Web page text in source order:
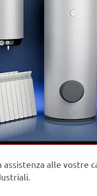
alle vostre